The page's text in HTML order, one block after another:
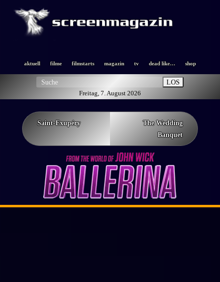
aktuell filme filmstarts magazin tv dead like… shop
LOS
Freitag, 7. August 2026
Saint-Exupéry
The Wedding
Banquet